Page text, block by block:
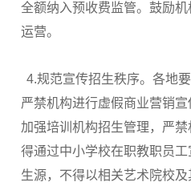
全额纳入预收费监管。鼓励
运营。
4.规范宣传招生秩序。各地
严禁机构进行虚假商业营销宣
加强培训机构招生管理，严
得通过中小学校在职教职员工
生源，不得以相关艺术院校及